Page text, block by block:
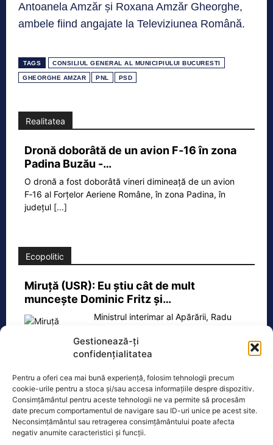
Gestionează-ți
confidențialitatea
Pentru a oferi cea mai bună experiență, folosim tehnologii precum
cookie-urile pentru a stoca și/sau accesa informațiile despre dispozitiv.
Consimțământul pentru aceste tehnologii ne va permite să procesăm
date precum comportamentul de navigare sau ID-uri unice pe acest site.
Neconsimțământul sau retragerea consimțământului poate afecta
negativ anumite caracteristici și funcții.
Antoanela Amzăr și Roxana Amzăr Gheorghe,
ambele fiind angajate la Televiziunea Română.
TAGS CONSILIUL GENERAL AL MUNICIPIULUI BUCURESTI
GHEORGHE AMZAR PNL PSD
Realitatea
Dronă doborâtă de un avion F‑16 în zona
Padina Buzău -…
O dronă a fost doborâtă vineri dimineață de un avion
F‑16 al Forțelor Aeriene Române, în zona Padina, în
județul [...]
Ecopolitic
Miruţă (USR): Eu ştiu cât de mult
munceşte Dominic Fritz şi…
Ministrul interimar al Apărării, Radu
și îl critică pe președintele PSD, Sorin
Grindeanu, în[...]
Oficiul de Știri